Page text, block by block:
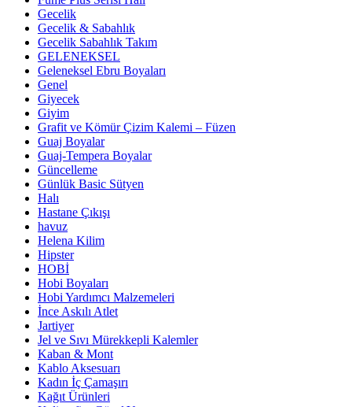
Gecelik
Gecelik & Sabahlık
Gecelik Sabahlık Takım
GELENEKSEL
Geleneksel Ebru Boyaları
Genel
Giyecek
Giyim
Grafit ve Kömür Çizim Kalemi – Füzen
Guaj Boyalar
Guaj-Tempera Boyalar
Güncelleme
Günlük Basic Sütyen
Halı
Hastane Çıkışı
havuz
Helena Kilim
Hipster
HOBİ
Hobi Boyaları
Hobi Yardımcı Malzemeleri
İnce Askılı Atlet
Jartiyer
Jel ve Sıvı Mürekkepli Kalemler
Kaban & Mont
Kablo Aksesuarı
Kadın İç Çamaşırı
Kağıt Ürünleri